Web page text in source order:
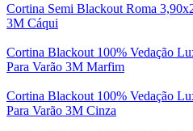
Cortina Semi Blackout Roma
3M Cáqui
Cortina Blackout 100% Vedação
Para Varão 3M Marfim
Cortina Blackout 100% Vedação
Para Varão 3M Cinza